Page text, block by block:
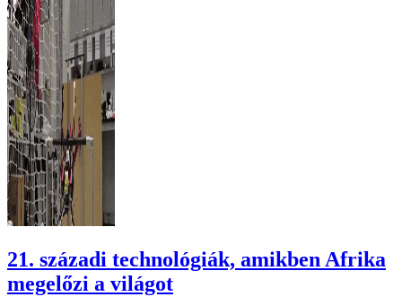
21. századi technológiák, amikben Afrika
megelőzi a világot